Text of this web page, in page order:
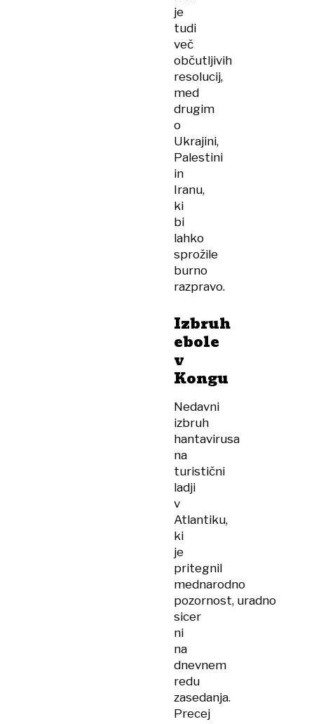
je
tudi
več
občutljivih
resolucij,
med
drugim
o
Ukrajini,
Palestini
in
Iranu,
ki
bi
lahko
sprožile
burno
razpravo.
Izbruh
ebole
v
Kongu
Nedavni
izbruh
hantavirusa
na
turistični
ladji
v
Atlantiku,
ki
je
pritegnil
mednarodno
pozornost, uradno
sicer
ni
na
dnevnem
redu
zasedanja.
Precej